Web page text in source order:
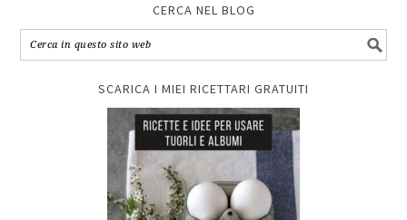
CERCA NEL BLOG
SCARICA I MIEI RICETTARI GRATUITI